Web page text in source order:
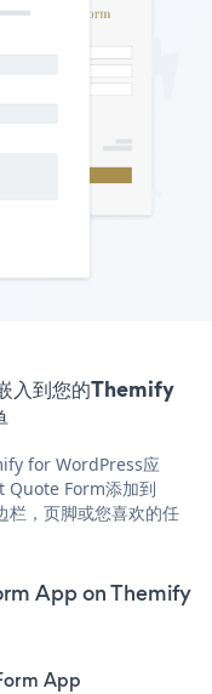
入到您的Themify
for WordPress应
Quote Form添加到
，页脚或您喜欢的任
App on Themify
App